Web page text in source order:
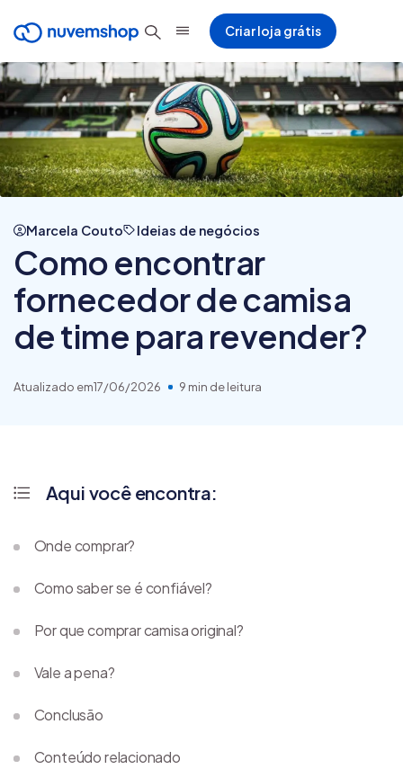
Criar loja grátis
Marcela Couto Ideias de negócios
Como encontrar
fornecedor de camisa
de time para revender?
Atualizado em17/06/2026 9 min de leitura
Aqui você encontra:
Onde comprar?
Como saber se é confiável?
Por que comprar camisa original?
Vale a pena?
Conclusão
Conteúdo relacionado